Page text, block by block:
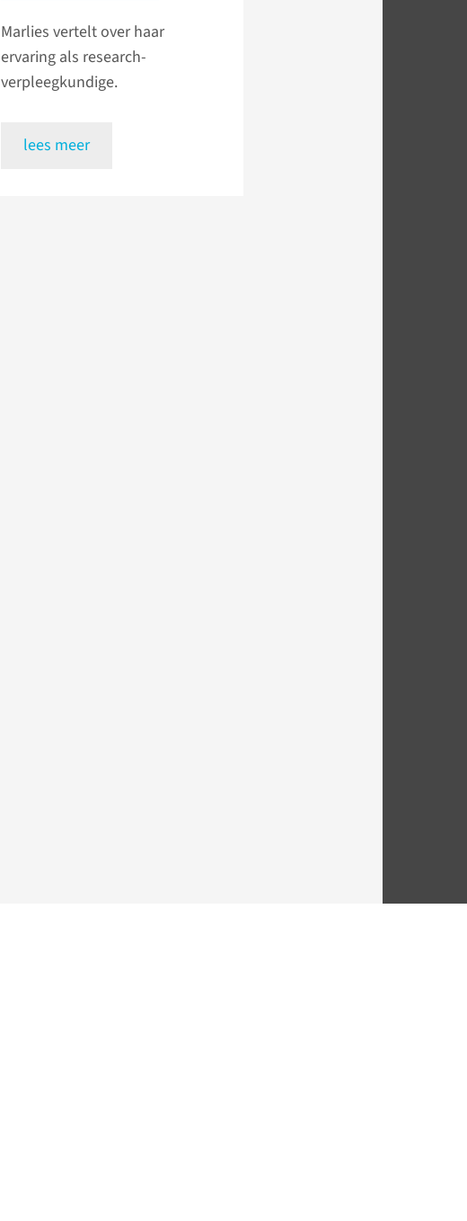
Marlies vertelt over haar
ervaring als research­
verpleegkundige.
lees meer